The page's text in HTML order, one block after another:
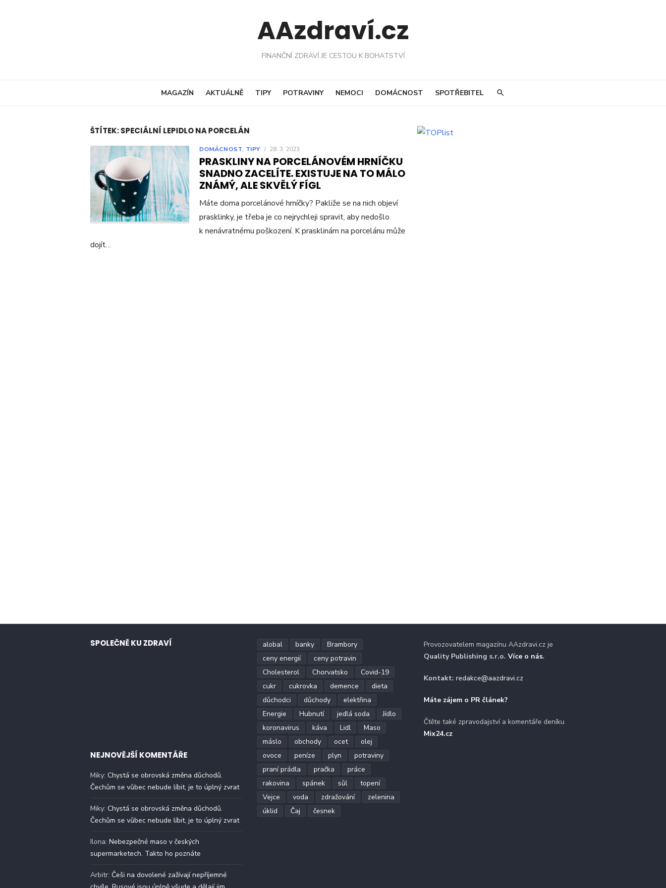
AAzdraví.cz
FINANČNÍ ZDRAVÍ JE CESTOU K BOHATSTVÍ
MAGAZÍN AKTUÁLNĚ TIPY POTRAVINY NEMOCI DOMÁCNOST SPOTŘEBITEL
ŠTÍTEK:SPECIÁLNÍ LEPIDLO NA PORCELÁN
DOMÁCNOST, TIPY / 28. 3. 2023
PRASKLINY NA PORCELÁNOVÉM HRNÍČKU
SNADNO ZACELÍTE. EXISTUJE NA TO MÁLO
ZNÁMÝ, ALE SKVĚLÝ FÍGL
Máte doma porcelánové hrníčky? Pakliže se na nich objeví
prasklinky, je třeba je co nejrychleji spravit, aby nedošlo
k nenávratnému poškození. K prasklinám na porcelánu může
dojít…
SPOLEČNĚ KU ZDRAVÍ
NEJNOVĚJŠÍ KOMENTÁŘE
Miky: Chystá se obrovská změna důchodů.
Čechům se vůbec nebude líbit, je to úplný zvrat
Miky: Chystá se obrovská změna důchodů.
Čechům se vůbec nebude líbit, je to úplný zvrat
Ilona: Nebezpečné maso v českých
supermarketech. Takto ho poznáte
Arbitr: Češi na dovolené zažívají nepříjemné
alobal banky
Brambory
ceny energií
ceny potravin
Cholesterol
Chorvatsko
Covid-19
cukr
cukrovka demence
dieta
důchodci
důchody
elektřina
Energie
Hubnutí jedlá soda
Jídlo
koronavirus
káva Lidl
Maso
máslo
obchody ocet
olej
ovoce
peníze plyn
potraviny
praní prádla
pračka
práce
rakovina
spánek sůl
topení
Vejce
voda zdražování
zelenina
úklid
Čaj česnek
Provozovatelem magazínu AAzdravi.cz je
Quality Publishing s.r.o.Více o nás.
Kontakt: redakce@aazdravi.cz
Máte zájem o PR článek?
Čtěte také zpravodajství a komentáře deníku
Mix24.cz